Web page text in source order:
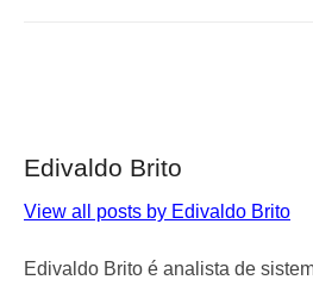
Edivaldo Brito
View all posts by Edivaldo Brito
Edivaldo Brito é analista de